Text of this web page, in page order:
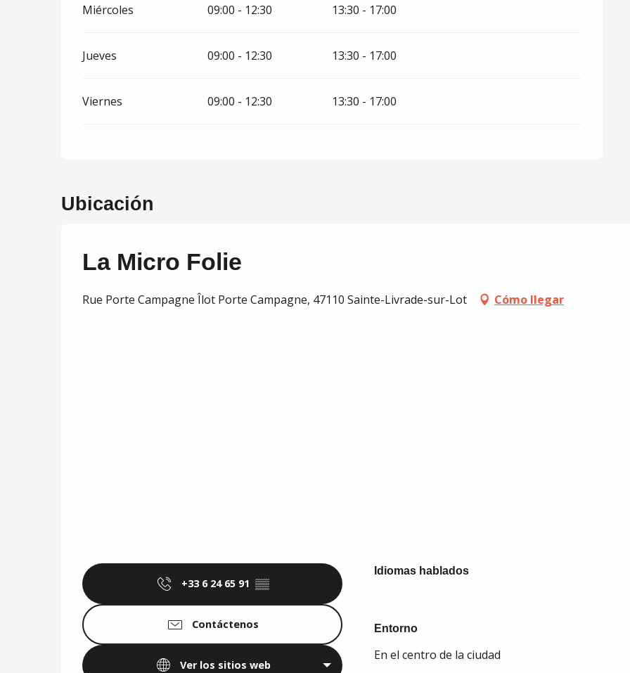
Miércoles 09:00 - 12:30 13:30 - 17:00
Jueves 09:00 - 12:30 13:30 - 17:00
Viernes 09:00 - 12:30 13:30 - 17:00
Ubicación
La Micro Folie
Rue Porte Campagne Îlot Porte Campagne, 47110 Sainte-Livrade-sur-Lot Cómo llegar
+33 6 24 65 91 ▒▒
Contáctenos
Ver los sitios web
Idiomas hablados
Idiomas hablados
Entorno
Entorno
En el centro de la ciudad